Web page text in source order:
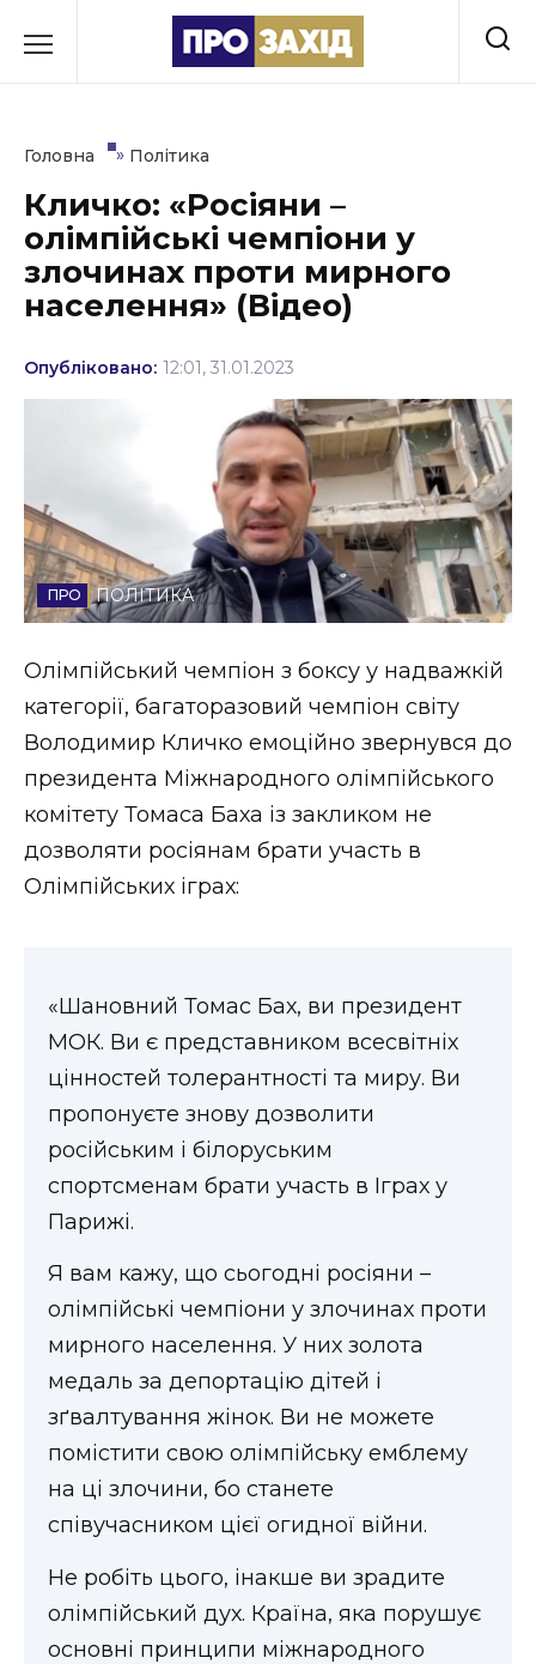
до
Культура
Освіта
Політика
Стиль життя
Втрачений Ужгород
Втрачений Ужгород (відеоверсія)
ЗАКАРПАТСЬКІ НОВИНИ
НОВИНИ ЗАХІДНОЇ УКРАЇНИ
ВІДЕО
Головна » Політика
Кличко: «Росіяни –
олімпійські чемпіони у
злочинах проти мирного
населення» (Відео)
Опубліковано: 12:01, 31.01.2023
ПОЛІТИКА
Олімпійський чемпіон з боксу у надважкій
категорії, багаторазовий чемпіон світу
Володимир Кличко емоційно звернувся до
президента Міжнародного олімпійського
комітету Томаса Баха із закликом не
дозволяти росіянам брати участь в
Олімпійських іграх:
«Шановний Томас Бах, ви президент
МОК. Ви є представником всесвітніх
цінностей толерантності та миру. Ви
пропонуєте знову дозволити
російським і білоруським
спортсменам брати участь в Іграх у
Парижі.
Я вам кажу, що сьогодні росіяни –
олімпійські чемпіони у злочинах проти
мирного населення. У них золота
медаль за депортацію дітей і
зґвалтування жінок. Ви не можете
помістити свою олімпійську емблему
на ці злочини, бо станете
співучасником цієї огидної війни.
Не робіть цього, інакше ви зрадите
олімпійський дух. Країна, яка порушує
основні принципи міжнародного